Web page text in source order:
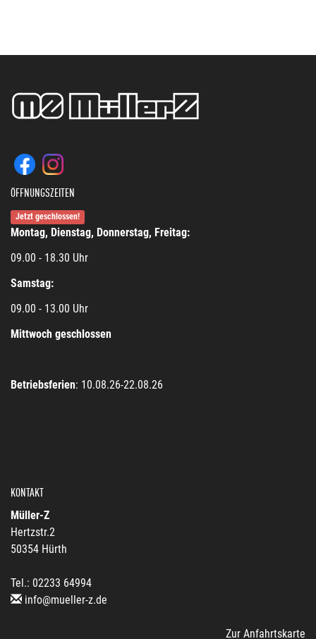
ÖFFNUNGSZEITEN
Jetzt geschlossen!
Montag, Dienstag, Donnerstag, Freitag:
09.00 - 18.30 Uhr
Samstag:
09.00 - 13.00 Uhr
Mittwoch geschlossen
Betriebsferien: 10.08.26-22.08.26
KONTAKT
Müller-Z
Hertzstr.2
50354 Hürth
Tel.: 02233 64994
info@mueller-z.de
Zur Anfahrtskarte